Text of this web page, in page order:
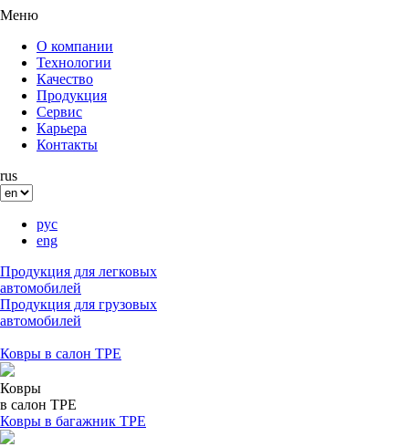
Меню
О компании
Технологии
Качество
Продукция
Сервис
Карьера
Контакты
rus
рус
eng
Продукция для легковых
автомобилей
Продукция для грузовых
автомобилей
Ковры в салон ТРЕ
Ковры
в салон ТРE
Ковры в багажник ТРЕ